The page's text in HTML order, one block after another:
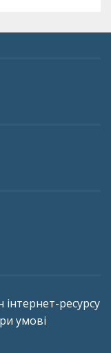
ресурсу
умові